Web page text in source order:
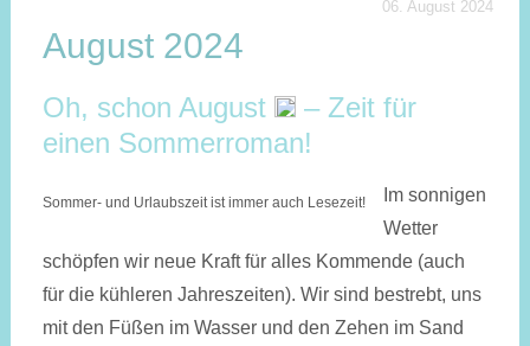
06. August 2024
August 2024
Oh, schon August
– Zeit für
einen Sommerroman!
Sommer- und Urlaubszeit ist immer auch Lesezeit!
Im sonnigen
Wetter
schöpfen wir neue Kraft für alles Kommende (auch
für die kühleren Jahres­zeiten). Wir sind bestrebt, uns
mit den Füßen im Wasser und den Zehen im Sand